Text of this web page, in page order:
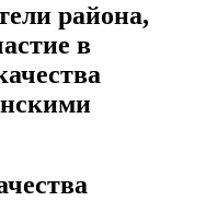
района,
в